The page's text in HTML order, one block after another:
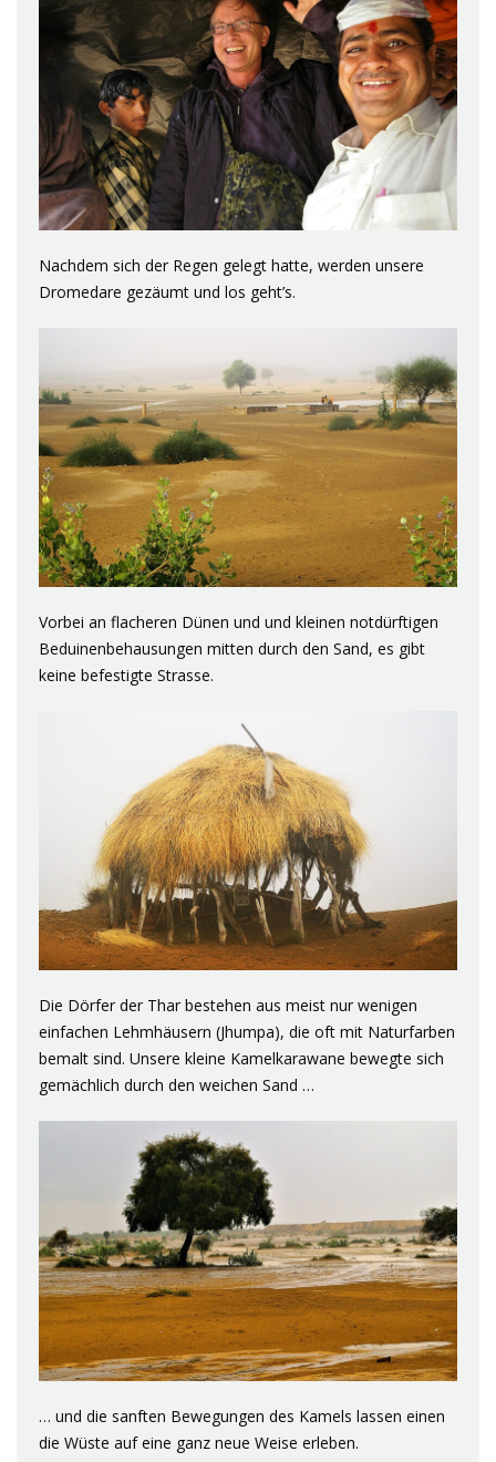
Nachdem sich der Regen gelegt hatte, werden unsere
Dromedare gezäumt und los geht’s.
Vorbei an flacheren Dünen und und kleinen notdürftigen
Beduinenbehausungen mitten durch den Sand, es gibt
keine befestigte Strasse.
Die Dörfer der Thar bestehen aus meist nur wenigen
einfachen Lehmhäusern (Jhumpa), die oft mit Naturfarben
bemalt sind. Unsere kleine Kamelkarawane bewegte sich
gemächlich durch den weichen Sand …
… und die sanften Bewegungen des Kamels lassen einen
die Wüste auf eine ganz neue Weise erleben.